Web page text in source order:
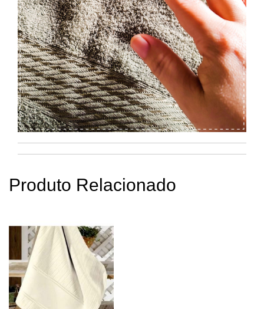
Produto Relacionado